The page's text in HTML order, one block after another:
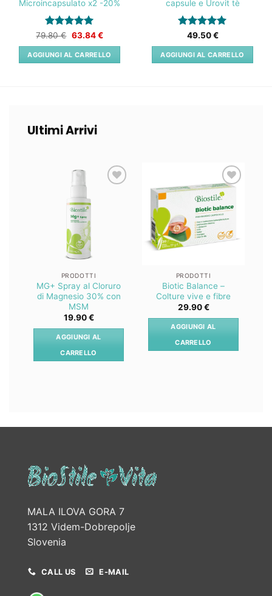
Microincapsulato x2 -20%
Valutato5
su 5
79.80€ Il
originale
era:
79.80 €.
63.84€Il
attuale
è:
63.84 €.
AGGIUNGI AL CARRELLO
capsule e Urovit tè
Valutato5
su 5
49.50€
AGGIUNGI AL CARRELLO
Ultimi Arrivi
PRODOTTI
MG+ Spray al Cloruro
di Magnesio 30% con
MSM
19.90€
AGGIUNGI AL
CARRELLO
Lista
dei
desideri
PRODOTTI
Biotic Balance –
Colture vive e fibre
29.90€
AGGIUNGI AL
CARRELLO
MALA ILOVA GORA 7
1312 Videm-Dobrepolje
Slovenia
CALL US E-MAIL